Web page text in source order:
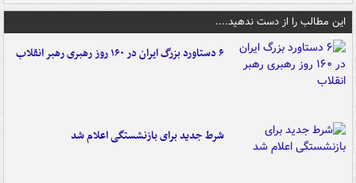
این مطالب را از دست ندهید....
۶ دستاورد بزرگ ایران در ۱۶۰ روز رهبری رهبر انقلاب
شرط جدید برای بازنشستگی اعلام شد